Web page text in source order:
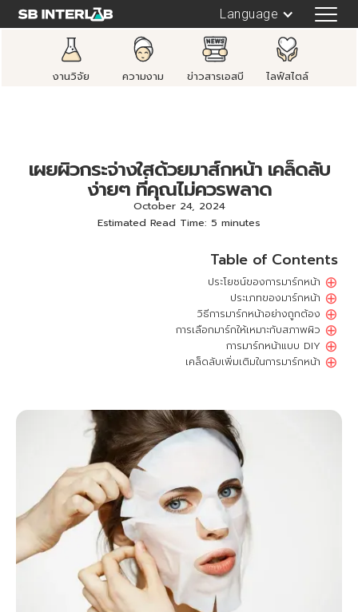
Language
งานวิจัย ความงาม ข่าวสารเอสบี ไลฟ์สไตล์
เผยผิวกระจ่างใสด้วยมาส์กหน้า เคล็ดลับ
ง่ายๆ ที่คุณไม่ควรพลาด
October 24, 2024
Estimated Read Time: 5 minutes
Table of Contents
ประโยชน์ของการมาร์กหน้า ⊕
ประเภทของมาร์กหน้า ⊕
วิธีการมาร์กหน้าอย่างถูกต้อง ⊕
การเลือกมาร์กให้เหมาะกับสภาพผิว ⊕
การมาร์กหน้าแบบ DIY ⊕
เคล็ดลับเพิ่มเติมในการมาร์กหน้า ⊕